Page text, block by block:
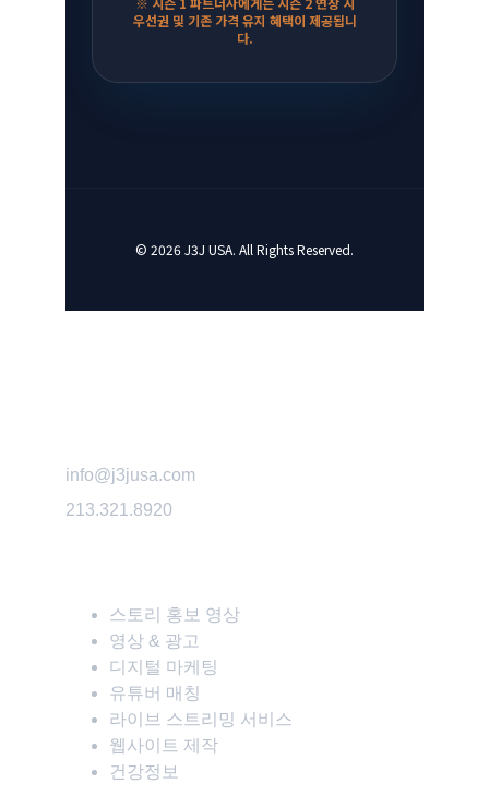
info@j3jusa.com
213.321.8920
스토리 홍보 영상
영상 & 광고
디지털 마케팅
유튜버 매칭
라이브 스트리밍 서비스
웹사이트 제작
건강정보